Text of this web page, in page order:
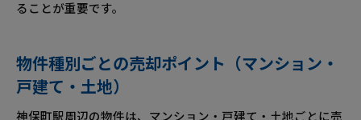
ることが重要です。
物件種別ごとの売却ポイント（マンション・
戸建て・土地）
神保町駅周辺の物件は、マンション・戸建て・土地ごとに売